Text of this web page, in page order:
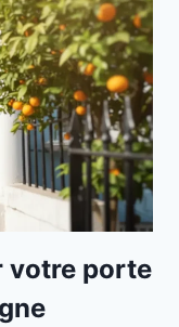
votre porte